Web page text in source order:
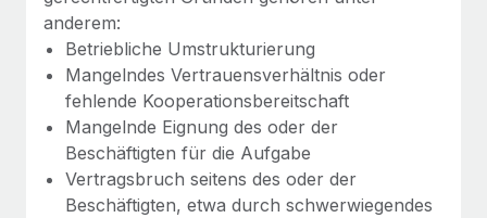
Niederlassungen
Mobilität und Relocation
Mühelose Relocation von Mitarbeiter:innen
Benefits
Mühelose Verwaltung von Benefits
Management und Payroll
Reverse Tech auf einen Blick Das Gesundheits- und
Wellness-Startup Reverse Tech hat das globale...
Mehr erfahren
Den Blog erkunden
BLOG
Neues zu Remote-Produkten: Integration mit
Gusto und Zero und Contractor Management
Plus
anderem:
Betriebliche Umstrukturierung
Mangelndes Vertrauensverhältnis oder
fehlende Kooperationsbereitschaft
Mangelnde Eignung des oder der
Beschäftigten für die Aufgabe
Vertragsbruch seitens des oder der
Beschäftigten, etwa durch schwerwiegendes